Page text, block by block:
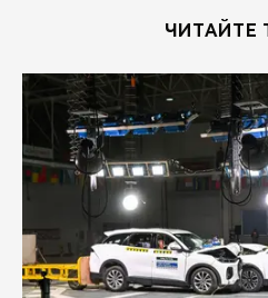
ЧИТАЙТЕ